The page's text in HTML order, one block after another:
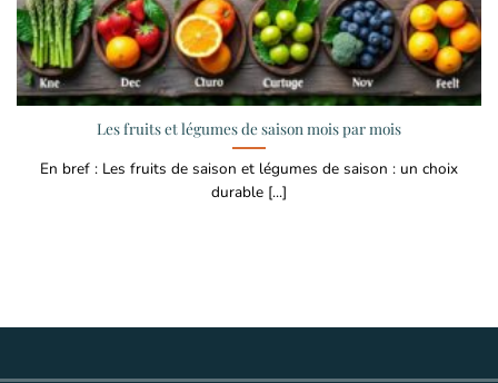
Les fruits et légumes de saison mois par mois
En bref : Les fruits de saison et légumes de saison : un choix
durable [...]